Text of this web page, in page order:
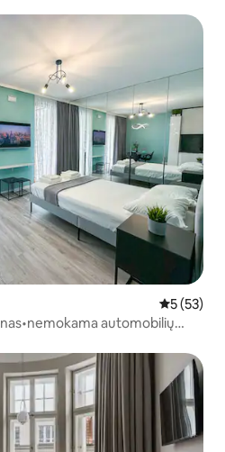
Vidutinis
5 (53)
automobilių